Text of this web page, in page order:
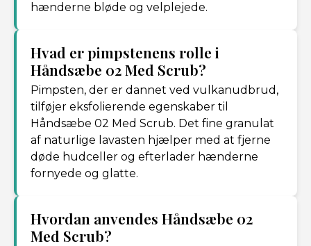
hænderne bløde og velplejede.
Hvad er pimpstenens rolle i
Håndsæbe 02 Med Scrub?
Pimpsten, der er dannet ved vulkanudbrud,
tilføjer eksfolierende egenskaber til
Håndsæbe 02 Med Scrub. Det fine granulat
af naturlige lavasten hjælper med at fjerne
døde hudceller og efterlader hænderne
fornyede og glatte.
Hvordan anvendes Håndsæbe 02
Med Scrub?